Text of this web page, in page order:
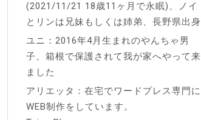
(2021/11/21 18歳11ヶ月で永眠)、ノイ
とリンは兄妹もしくは姉弟、長野県出身
ユニ：2016年4月生まれのやんちゃ男
子、箱根で保護されて我が家へやって来
ました
アリエッタ：在宅でワードプレス専門に
WEB制作をしています。